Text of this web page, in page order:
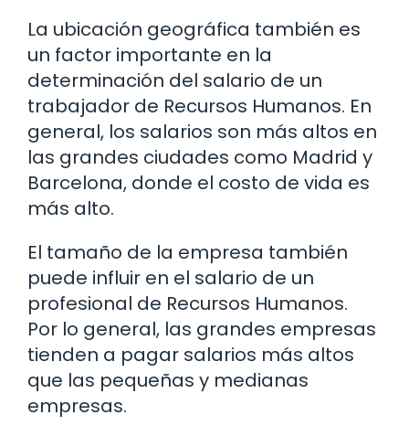
La ubicación geográfica también es
un factor importante en la
determinación del salario de un
trabajador de Recursos Humanos. En
general, los salarios son más altos en
las grandes ciudades como Madrid y
Barcelona, donde el costo de vida es
más alto.
El tamaño de la empresa también
puede influir en el salario de un
profesional de Recursos Humanos.
Por lo general, las grandes empresas
tienden a pagar salarios más altos
que las pequeñas y medianas
empresas.